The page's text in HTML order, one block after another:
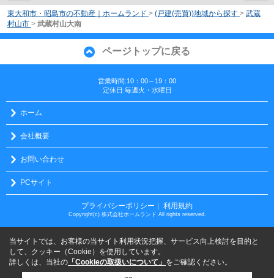
東大和市・昭島市の不動産｜ホームランド > (戸建(売買))地域から探す > 武蔵
村山市 > 武蔵村山大南
ページトップに戻る
営業時間:10：00～19：00
定休日:毎週火・水曜日
ホーム
会社概要
お問い合わせ
PCサイト
プライバシーポリシー 利用規約
Copyright(c) 株式会社ホームランド All rights reserved.
当サイトでは、お客様の当サイト利用状況把握、サービス向上検討を目的と
して、クッキー（Cookie）を使用しています。
詳しくは、当社の 「Cookieの取扱いについて」 をご確認ください。